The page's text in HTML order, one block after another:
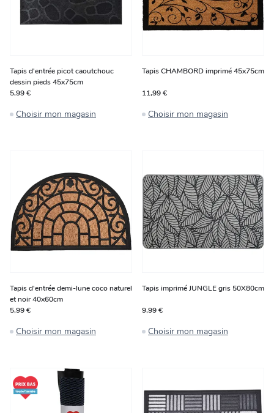
Tapis d'entrée picot caoutchouc
dessin pieds 45x75cm
5,99 €
Choisir mon magasin
Tapis CHAMBORD imprimé 45x75cm
11,99 €
Choisir mon magasin
Tapis d'entrée demi-lune coco naturel
et noir 40x60cm
5,99 €
Choisir mon magasin
Tapis imprimé JUNGLE gris 50X80cm
9,99 €
Choisir mon magasin